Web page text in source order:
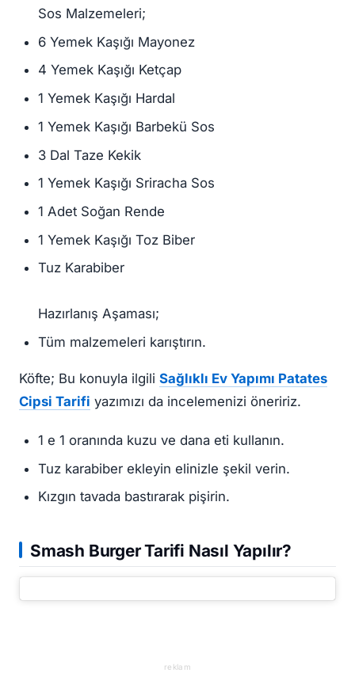
Sos Malzemeleri;
6 Yemek Kaşığı Mayonez
4 Yemek Kaşığı Ketçap
1 Yemek Kaşığı Hardal
1 Yemek Kaşığı Barbekü Sos
3 Dal Taze Kekik
1 Yemek Kaşığı Sriracha Sos
1 Adet Soğan Rende
1 Yemek Kaşığı Toz Biber
Tuz Karabiber⠀⠀
Hazırlanış Aşaması;
Tüm malzemeleri karıştırın.
Köfte; Bu konuyla ilgili Sağlıklı Ev Yapımı Patates
Cipsi Tarifi yazımızı da incelemenizi öneririz.
1 e 1 oranında kuzu ve dana eti kullanın.
Tuz karabiber ekleyin elinizle şekil verin.
Kızgın tavada bastırarak pişirin.
Smash Burger Tarifi Nasıl Yapılır?
reklam